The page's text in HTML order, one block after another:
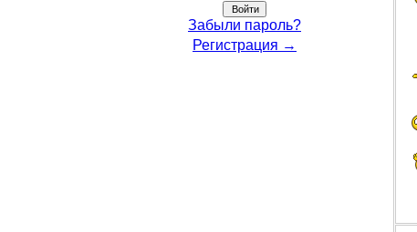
Забыли пароль?
Регистрация →